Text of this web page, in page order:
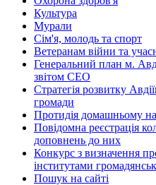
Культура
Мурали
Сім'я, молодь та спорт
Ветеранам війни та
Генеральний план м.
звітом СЕО
Стратегія розвитку
громади
Протидія домашньому
Повідомна реєстрація
доповнень до них
Конкурс з визначення
інститутами
Пошук на сайті